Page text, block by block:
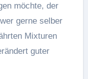
möchte, der
gerne selber
Mixturen
guter